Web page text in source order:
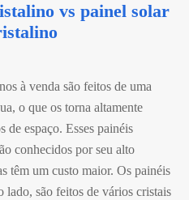
vs painel solar
à venda são feitos de uma
o que os torna altamente
de espaço. Esses painéis
conhecidos por seu alto
têm um custo maior. Os painéis
são feitos de vários cristais